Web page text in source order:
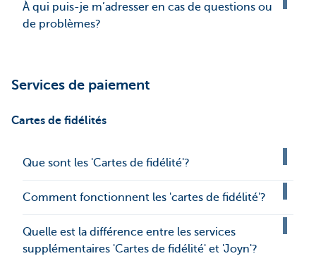
À qui puis-je m’adresser en cas de questions ou
de problèmes?
Services de paiement
Cartes de fidélités
Que sont les 'Cartes de fidélité'?
Comment fonctionnent les 'cartes de fidélité'?
Quelle est la différence entre les services
supplémentaires 'Cartes de fidélité' et 'Joyn'?